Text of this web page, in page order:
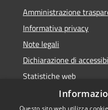
Amministrazione
Informativa privacy
Note legali
Dichiarazione di
Statistiche web
Questo sito web utilizza